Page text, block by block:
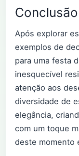
Conclusão
Após explorar
exemplos de
para uma festa
inesquecível
atenção aos
diversidade de
elegância,
com um toque
deste momento